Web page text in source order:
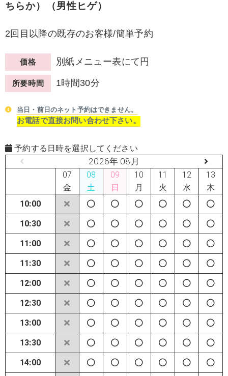
ちらか）（男性ヒゲ）
2回目以降の既存のお客様/簡単予約
価格 別紙メニュー表にて円
所要時間 1時間30分
当日・前日のネット予約はできません。
お電話で直接お問い合わせ下さい。
予約する日時を選択してください
2026年 08月
07
金
08
土
09
日
10
月
11
火
12
水
13
木
10:00
10:30
11:00
11:30
12:00
12:30
13:00
13:30
14:00